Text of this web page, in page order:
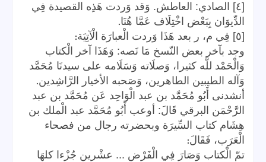
[٤] الصادي: العاطش. وَقد وَردت هَذِه القصيدة فِي
الدِّيوَان بِبَعْض اخْتِلَاف عَمَّا هُنَا.
[٥] فِي م، ر بعد هَذَا وَردت الْعبارَة الْآتِيَة :
وجد بآخر بعض النّسخ مَا نَصه: وَهَذَا آخر الْكتاب
وَالْحَمْد للَّه كثيرا، وَصلَاته وَسَلَامه على سيدنَا مُحَمَّد
وَآله الطيبين الطاهرين، وَصَحبه الأخيار الرَّاشِدين.
أنشدنى أَبُو مُحَمَّد بن عبد الْوَاحِد عَن مُحَمَّد بن عبد
الرَّحْمَن البرقي قَالَ: أوعب أَبُو مُحَمَّد عبد الْملك بن
هِشَام كتاب السِّيرَة وبحضرته رجال من فصحاء
الْعَرَب، فَقَالَ:
تمّ الْكتاب وَصَارَ فِي الْفَرْض ... عشْرين جُزْءا كلهَا